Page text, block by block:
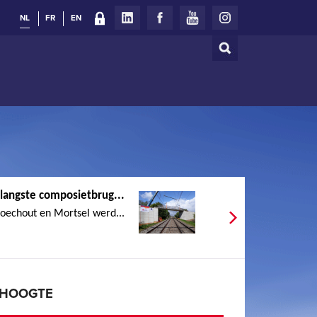
Zoeken
NL FR EN
composietbrug...
en Mortsel werd...